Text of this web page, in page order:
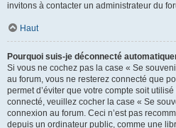
invitons à contacter un administrateur du
Haut
Pourquoi suis-je déconnecté
Si vous ne cochez pas la case « Se
au forum, vous ne resterez connecté que
permet d’éviter que votre compte soit
connecté, veuillez cocher la case « Se
connexion au forum. Ceci n’est pas
depuis un ordinateur public, comme une